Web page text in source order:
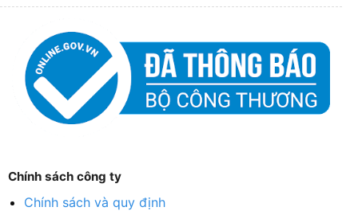
Chính sách công ty
Chính sách và quy định